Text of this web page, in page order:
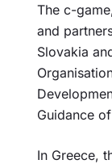
The c-
and
Slovakia
Guidance
In Greece,